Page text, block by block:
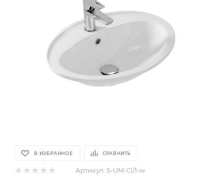
В ИЗБРАННОЕ СРАВНИТЬ
Артикул: S-UM-Cl/1-w